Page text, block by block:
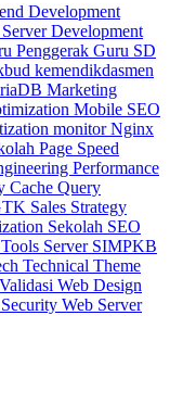
Development
Development
Penggerak Guru SD
kemendikdasmen
Marketing
Mobile SEO
monitorNginx
Page Speed
Performance
Cache Query
Sales Strategy
Sekolah SEO
Server SIMPKB
Technical Theme
Validasi Web Design
Web Server